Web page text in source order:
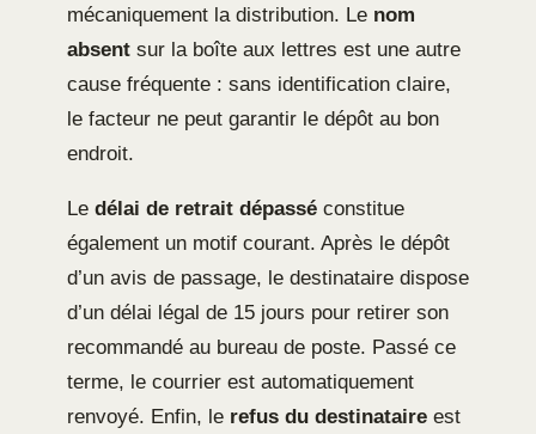
mécaniquement la distribution. Le nom
absent sur la boîte aux lettres est une autre
cause fréquente : sans identification claire,
le facteur ne peut garantir le dépôt au bon
endroit.
Le délai de retrait dépassé constitue
également un motif courant. Après le dépôt
d’un avis de passage, le destinataire dispose
d’un délai légal de 15 jours pour retirer son
recommandé au bureau de poste. Passé ce
terme, le courrier est automatiquement
renvoyé. Enfin, le refus du destinataire est